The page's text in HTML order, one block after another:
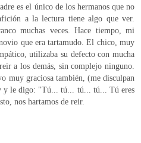
es el único de los hermanos que no
a la lectura tiene algo que ver.
muchas veces. Hace tiempo, mi
que era tartamudo. El chico, muy
utilizaba su defecto con mucha
a los demás, sin complejo ninguno.
muy graciosa también, (me disculpan
y le digo: "Tú... tú... tú... tú... Tú eres
nos hartamos de reir.